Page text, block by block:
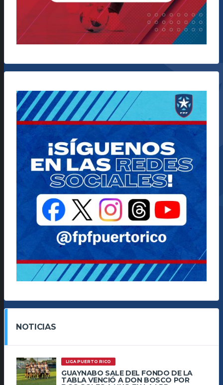
NOTICIAS
LIGA PUERTO RICO
GUAYNABO SALE DEL FONDO DE LA
TABLA VENCIÓ A DON BOSCO POR